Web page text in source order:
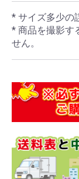
* サイズ多少の
* 商品を撮影す
せん。